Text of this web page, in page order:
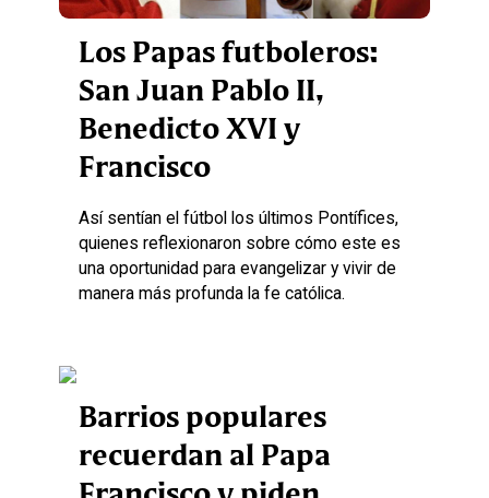
Los Papas futboleros:
San Juan Pablo II,
Benedicto XVI y
Francisco
Así sentían el fútbol los últimos Pontífices,
quienes reflexionaron sobre cómo este es
una oportunidad para evangelizar y vivir de
manera más profunda la fe católica.
Barrios populares
recuerdan al Papa